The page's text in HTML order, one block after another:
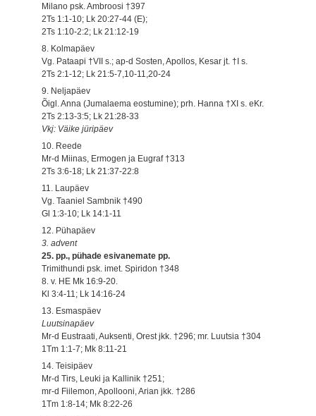
Milano psk. Ambroosi †397
2Ts 1:1-10; Lk 20:27-44 (E);
2Ts 1:10-2:2; Lk 21:12-19
8. Kolmapäev
Vg. Pataapi †VII s.; ap-d Sosten, Apollos, Kesar jt. †I s.
2Ts 2:1-12; Lk 21:5-7,10-11,20-24
9. Neljapäev
Õigl. Anna (Jumalaema eostumine); prh. Hanna †XI s. eKr.
2Ts 2:13-3:5; Lk 21:28-33
Vkj: Väike jüripäev
10. Reede
Mr-d Miinas, Ermogen ja Eugraf †313
2Ts 3:6-18; Lk 21:37-22:8
11. Laupäev
Vg. Taaniel Sambnik †490
Gl 1:3-10; Lk 14:1-11
12. Pühapäev
3. advent
25. pp., pühade esivanemate pp.
Trimithundi psk. imet. Spiridon †348
8. v. HE Mk 16:9-20.
Kl 3:4-11; Lk 14:16-24
13. Esmaspäev
Luutsinapäev
Mr-d Eustraati, Auksenti, Orest jkk. †296; mr. Luutsia †304
1Tm 1:1-7; Mk 8:11-21
14. Teisipäev
Mr-d Tirs, Leuki ja Kallinik †251;
mr-d Fiilemon, Apollooni, Arian jkk. †286
1Tm 1:8-14; Mk 8:22-26